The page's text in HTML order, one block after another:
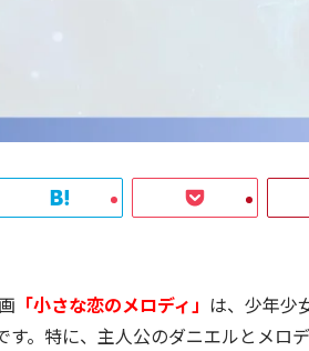
「小さな恋のメロディ」 は、少年少
。特に、主人公のダニエルとメロ